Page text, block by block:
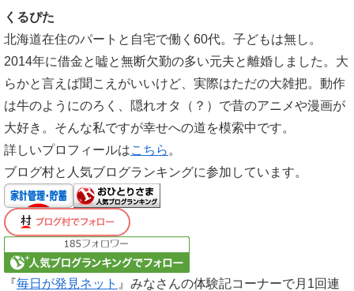
くるぴた
北海道在住のパートと自宅で働く60代。子どもは無し。
2014年に借金と嘘と無断欠勤の多い元夫と離婚しました。大
らかと言えば聞こえがいいけど、実際はただの大雑把。動作
は牛のようにのろく、隠れオタ（？）で昔のアニメや漫画が
大好き。そんな私ですが幸せへの道を模索中です。
詳しいプロフィールはこちら 。
ブログ村と人気ブログランキングに参加しています。
『毎日が発見ネット 』みなさんの体験記コーナーで月1回連